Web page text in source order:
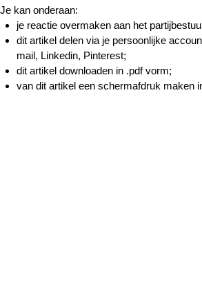
Je kan onderaan:
je reactie overmaken aan het
dit artikel delen via je persoonlijke
mail, Linkedin, Pinterest;
dit artikel downloaden in .pdf vorm;
van dit artikel een schermafdruk maken